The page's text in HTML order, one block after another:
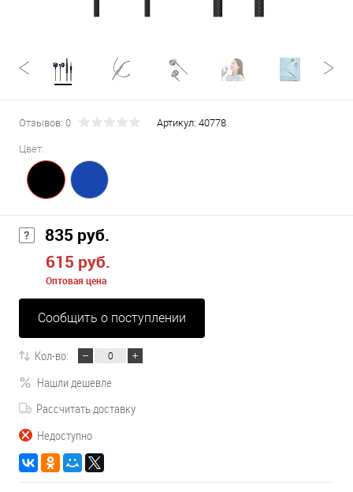
Отзывов: 0 Артикул: 40778
Цвет:
835 руб.
615 руб.
Оптовая цена
Сообщить о поступлении
Кол-во:
Нашли дешевле
Рассчитать доставку
Недоступно